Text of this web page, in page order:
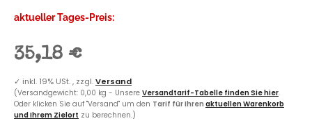
aktueller Tages-Preis:
35,18 €
✓ inkl. 19% USt. , zzgl.Versand
(Versandgewicht: 0,00 kg - Unsere Versandtarif-Tabelle finden Sie hier.
Oder klicken Sie auf "Versand" um den Tarif für Ihren aktuellen Warenkorb
und Ihrem Zielort zu berechnen.)